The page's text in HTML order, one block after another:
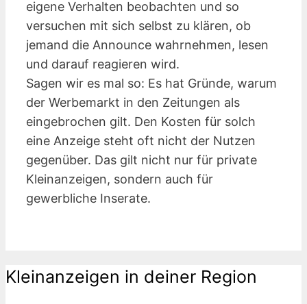
eigene Verhalten beobachten und so
versuchen mit sich selbst zu klären, ob
jemand die Announce wahrnehmen, lesen
und darauf reagieren wird.
Sagen wir es mal so: Es hat Gründe, warum
der Werbemarkt in den Zeitungen als
eingebrochen gilt. Den Kosten für solch
eine Anzeige steht oft nicht der Nutzen
gegenüber. Das gilt nicht nur für private
Kleinanzeigen, sondern auch für
gewerbliche Inserate.
Kleinanzeigen in deiner Region